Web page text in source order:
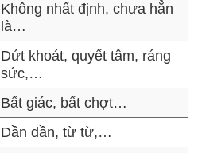
Không nhất định, chưa hẳn
là…
Dứt khoát, quyết tâm, ráng
sức,…
Bất giác, bất chợt…
Dần dần, từ từ,…